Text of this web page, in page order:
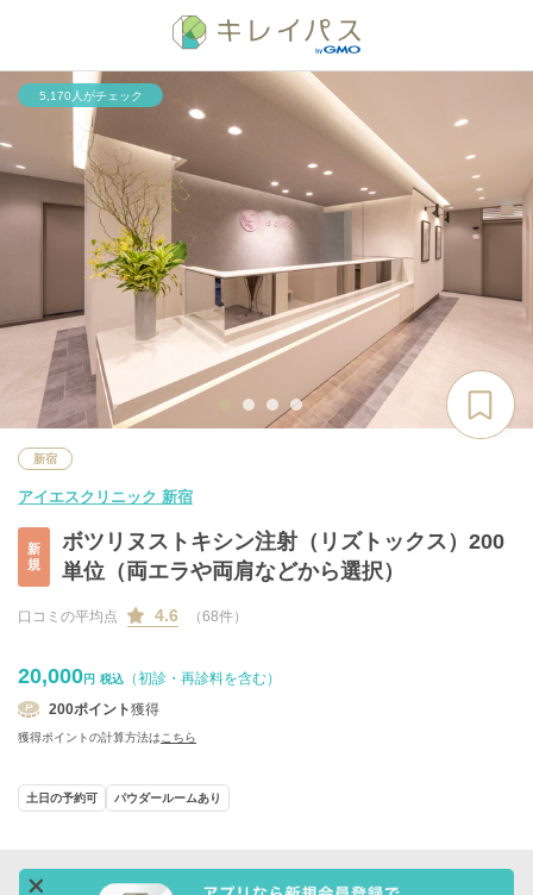
5,170人がチェック
新宿
アイエスクリニック 新宿
新
規
ボツリヌストキシン注射（リズトックス）200
単位（両エラや両肩などから選択）
口コミの平均点 4.6 （68件）
20,000円 税込
（初診・再診料を含む）
200ポイント獲得
獲得ポイントの計算方法はこちら
土日の予約可 パウダールームあり